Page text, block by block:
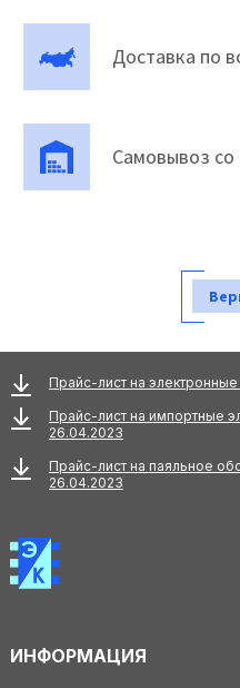
Доставка по
Самовывоз
Прайс-лист на
Прайс-лист на импортные
26.04.2023
Прайс-лист на паяльное
26.04.2023
ИНФОРМАЦИЯ